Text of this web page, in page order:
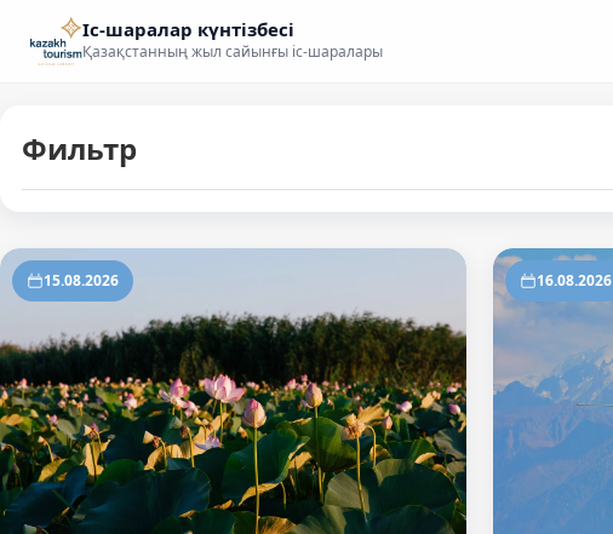
Іс-шаралар күнтізбесі
Қазақстанның жыл сайынғы іс-шаралары
Фильтр
События
15.08.2026 16.08.2026